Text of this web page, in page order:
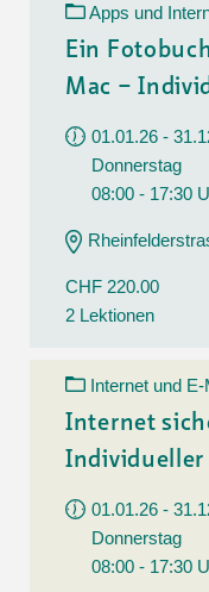
Apps und
Ein
Mac –
01.01.26 -
Donnerstag
08:00 - 17:30
CHF 220.00
2 Lektionen
Internet und
Internet
Individueller
01.01.26 -
Donnerstag
08:00 - 17:30